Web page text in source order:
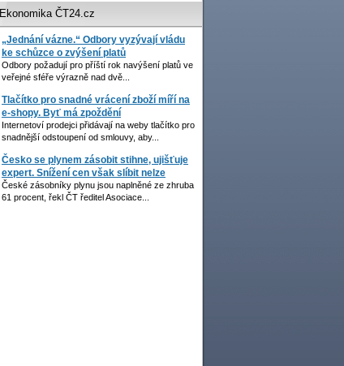
Ekonomika ČT24.cz
„Jednání vázne.“ Odbory vyzývají vládu
ke schůzce o zvýšení platů
Odbory požadují pro příští rok navýšení platů ve
veřejné sféře výrazně nad dvě...
Tlačítko pro snadné vrácení zboží míří na
e-shopy. Byť má zpoždění
Internetoví prodejci přidávají na weby tlačítko pro
snadnější odstoupení od smlouvy, aby...
Česko se plynem zásobit stihne, ujišťuje
expert. Snížení cen však slíbit nelze
České zásobníky plynu jsou naplněné ze zhruba
61 procent, řekl ČT ředitel Asociace...